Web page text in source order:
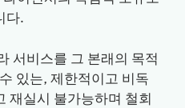
다.
서비스를 그 본래의 목적
있는, 제한적이고 비독
재실시 불가능하며 철회